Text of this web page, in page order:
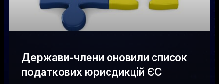
Держави-члени оновили список
податкових юрисдикцій ЄС